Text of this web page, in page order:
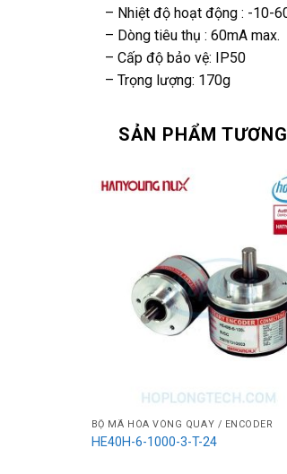
– Nhiệt độ hoạt động : -10-
– Dòng tiêu thụ : 60mA max.
– Cấp độ bảo vệ: IP50
– Trọng lượng: 170g
SẢN PHẨM
BỘ MÃ HÓA VÒNG QUAY / ENCODER
HE40H-6-1000-3-T-24